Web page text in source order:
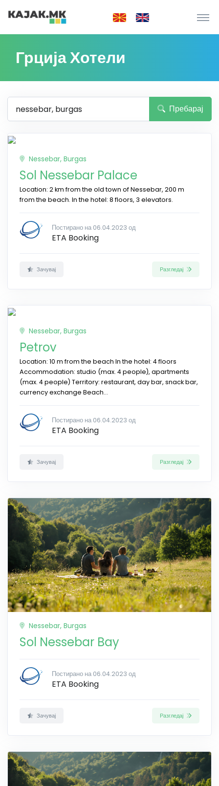
Грција Хотели
Пребарај
Nessebar, Burgas
Sol Nessebar Palace
Location: 2 km from the old town of Nessebar, 200 m
from the beach. In the hotel: 8 floors, 3 elevators.
Постирано на 06.04.2023 од
ETA Booking
Зачувај Разгледај
Nessebar, Burgas
Petrov
Location: 10 m from the beach In the hotel: 4 floors
Accommodation: studio (max. 4 people), apartments
(max. 4 people) Territory: restaurant, day bar, snack bar,
currency exchange Beach...
Постирано на 06.04.2023 од
ETA Booking
Зачувај Разгледај
Nessebar, Burgas
Sol Nessebar Bay
Постирано на 06.04.2023 од
ETA Booking
Зачувај Разгледај